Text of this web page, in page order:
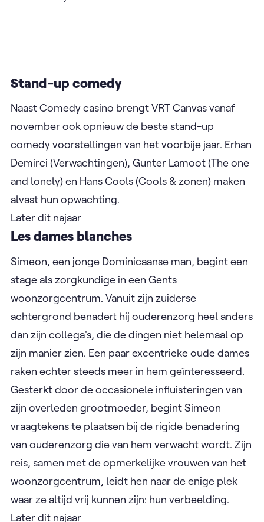
Kastaar!, en groeide uit tot een succes in
Vlaanderen en daarbuiten.
Later dit najaar
Stand-up comedy
Naast Comedy casino brengt VRT Canvas vanaf
comedy voorstellingen van het voorbije jaar. Erhan
Demirci (Verwachtingen), Gunter Lamoot (The one
and lonely) en Hans Cools (Cools & zonen) maken
alvast hun opwachting.
Later dit najaar
Les dames blanches
Simeon, een jonge Dominicaanse man, begint een
stage als zorgkundige in een Gents
woonzorgcentrum. Vanuit zijn zuiderse
achtergrond benadert hij ouderenzorg heel anders
dan zijn collega's, die de dingen niet helemaal op
zijn manier zien. Een paar excentrieke oude dames
raken echter steeds meer in hem geïnteresseerd.
Gesterkt door de occasionele influisteringen van